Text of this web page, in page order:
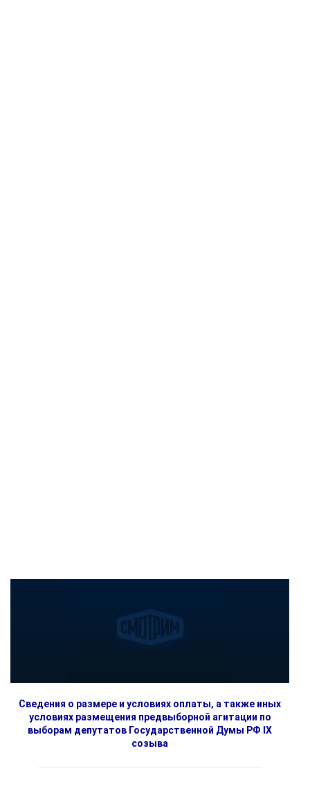
Сведения о размере и условиях оплаты, а также иных
условиях размещения предвыборной агитации по
выборам депутатов Государственной Думы РФ IX
созыва